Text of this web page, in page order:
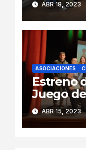
ABR 18, 2023
ASOCIACIONES
Estreno
Juego
ABR 15, 2023